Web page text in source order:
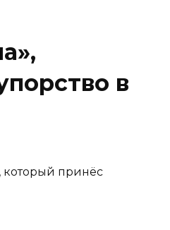
в
который принёс